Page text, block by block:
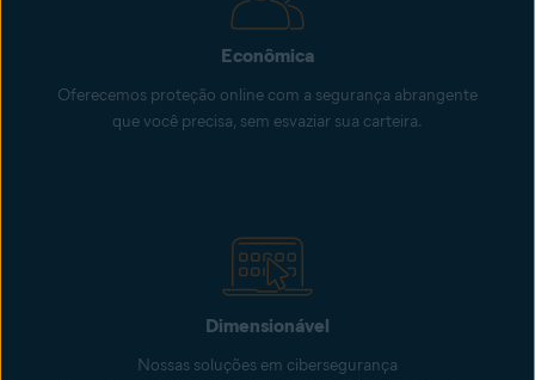
Econômica
Oferecemos proteção online com a segurança abrangente
que você precisa, sem esvaziar sua carteira.
Dimensionável
Nossas soluções em cibersegurança